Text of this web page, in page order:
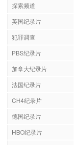
探索频道
英国纪录片
犯罪调查
PBS纪录片
加拿大纪录片
法国纪录片
CH4纪录片
德国纪录片
HBO纪录片